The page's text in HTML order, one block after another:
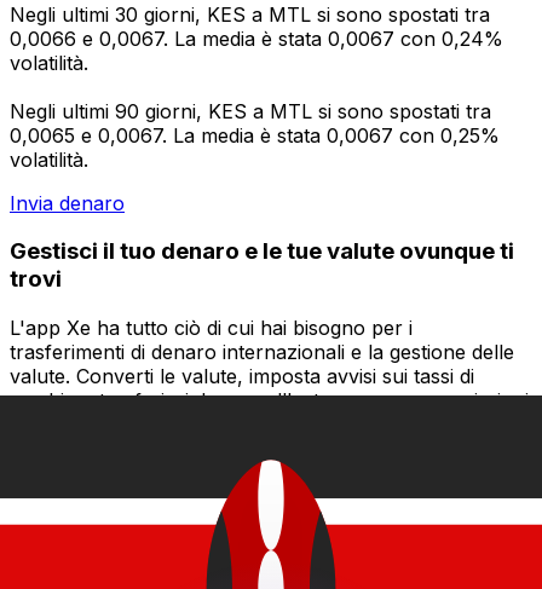
Negli ultimi 30 giorni, KES a MTL si sono spostati tra
0,0066 e 0,0067. La media è stata 0,0067 con 0,24%
volatilità.
Negli ultimi 90 giorni, KES a MTL si sono spostati tra
0,0065 e 0,0067. La media è stata 0,0067 con 0,25%
volatilità.
Invia denaro
Gestisci il tuo denaro e le tue valute ovunque ti
trovi
L'app Xe ha tutto ciò di cui hai bisogno per i
trasferimenti di denaro internazionali e la gestione delle
valute. Converti le valute, imposta avvisi sui tassi di
cambio e trasferisci denaro all'estero senza commissioni